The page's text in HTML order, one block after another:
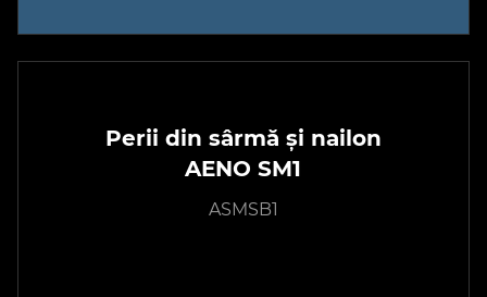
Perii din sârmă și nailon
AENO SM1
ASMSB1